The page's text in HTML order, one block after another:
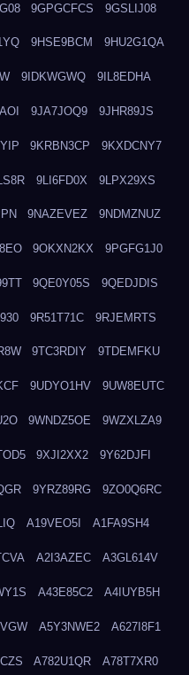
9GPGCFCS 9GSLIJ08
9HSE9BCM 9HU2G1QA
9IDKWGWQ 9IL8EDHA
9JA7JOQ9 9JHR89JS
9KRBN3CP 9KXDCNY7
9LI6FD0X 9LPX29XS
9NAZEVEZ 9NDMZNUZ
9OKXN2KX 9PGFG1J0
9QE0Y05S 9QEDJDIS
9R51T71C 9RJEMRTS
9TC3RDIY 9TDEMFKU
9UDYO1HV 9UW8EUTC
9WNDZ5OE 9WZXLZA9
9XJI2XX2 9Y62DJFI
9YRZ89RG 9ZO0Q6RC
A19VEO5I A1FA9SH4
A2I3AZEC A3GL614V
A43E85C2 A4IUYB5H
A5Y3NWE2 A627I8F1
A782U1QR A78T7XR0